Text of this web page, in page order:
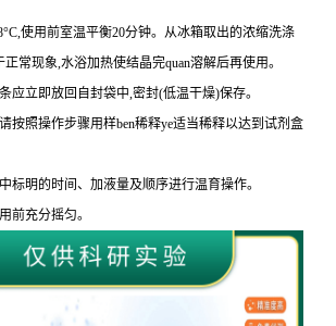
°C,使用前室温平衡20分钟。从冰箱取出的浓缩洗涤
正常现象,水浴加热使结晶完quan溶解后再使用。
应立即放回自封袋中,密封(低温干燥)保存。
按照操作步骤用样ben稀释ye适当稀释以达到试剂盒
标明的时间、加液量及顺序进行温育操作。
前充分摇匀。